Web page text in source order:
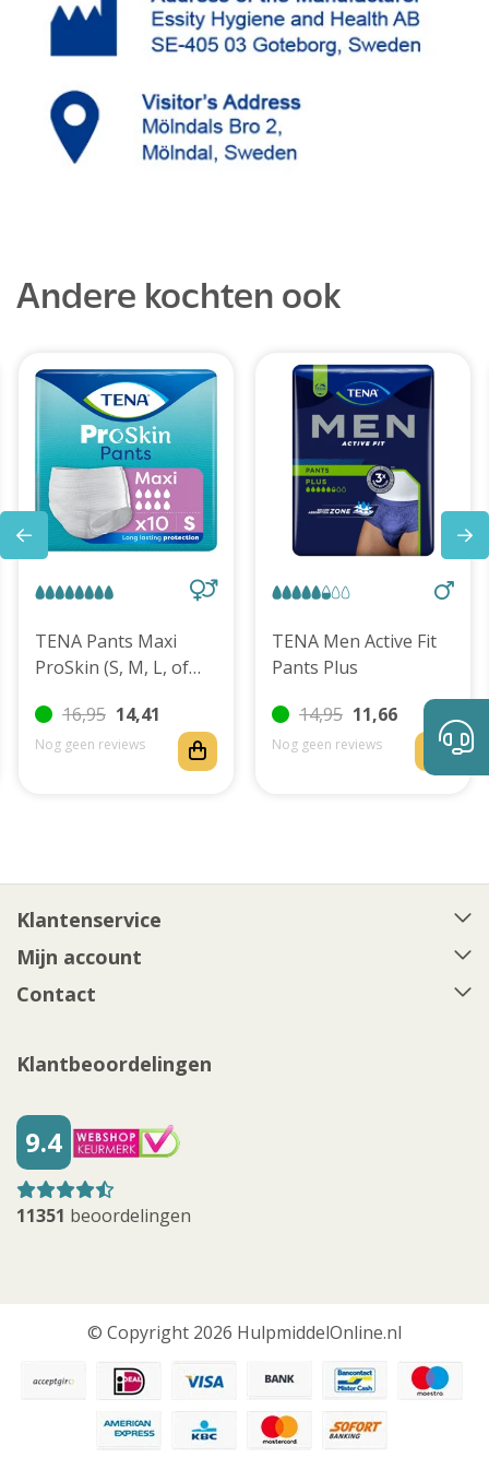
Andere kochten ook
TENA Pants Maxi
ProSkin (S, M, L, of
16,95 14,41
Nog geen reviews
TENA Men Active Fit
Pants Plus
14,95 11,66
Nog geen reviews
Klantenservice
Mijn account
Contact
Klantbeoordelingen
9.4
11351 beoordelingen
© Copyright 2026 HulpmiddelOnline.nl